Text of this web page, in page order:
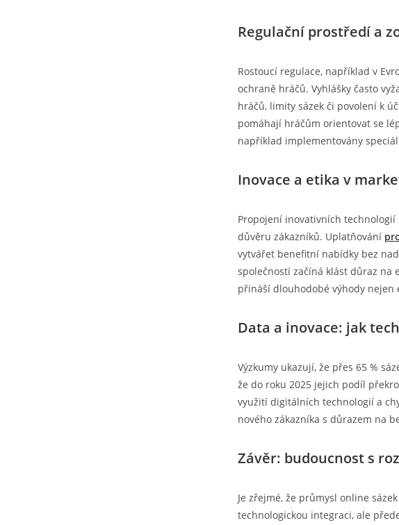
Regulační prostředí a
Rostoucí regulace, například v
ochraně hráčů. Vyhlášky často
hráčů, limity sázek či povolení k
pomáhají hráčům orientovat se
například implementovány
Inovace a etika v
Propojení inovativních
důvěru zákazníků. Uplatňování
vytvářet benefitní nabídky bez
společností začíná klást důraz na
přináší dlouhodobé výhody nejen
Data a inovace: jak
Výzkumy ukazují, že přes 65 %
že do roku 2025 jejich podíl
využití digitálních technologií a
nového zákazníka s důrazem na
Závěr: budoucnost s
Je zřejmé, že průmysl online
technologickou integraci, ale